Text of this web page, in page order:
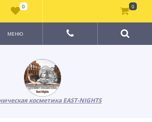
косметика EAST-NIGHTS
МЕНЮ
0 0